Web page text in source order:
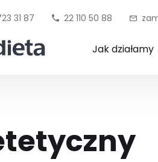
31 87 22 110 50 88
Jak działamy